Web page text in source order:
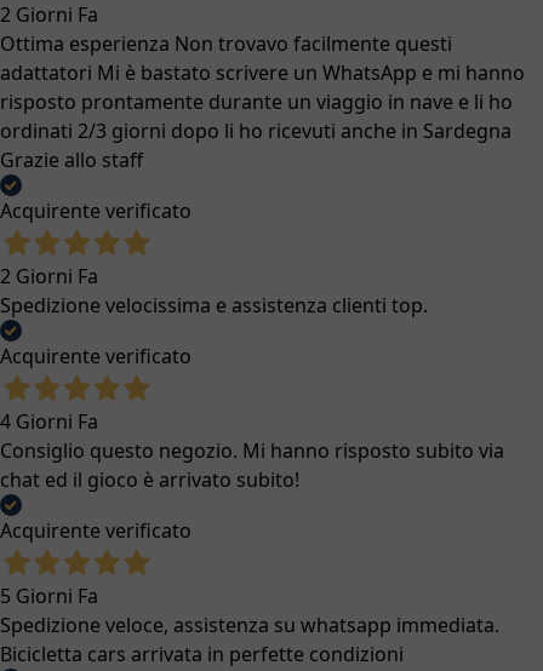
2 Giorni Fa
Ottima esperienza Non trovavo facilmente questi
adattatori Mi è bastato scrivere un WhatsApp e mi hanno
risposto prontamente durante un viaggio in nave e li ho
ordinati 2/3 giorni dopo li ho ricevuti anche in Sardegna
Grazie allo staff
Acquirente verificato
2 Giorni Fa
Spedizione velocissima e assistenza clienti top.
Acquirente verificato
4 Giorni Fa
Consiglio questo negozio. Mi hanno risposto subito via
chat ed il gioco è arrivato subito!
Acquirente verificato
5 Giorni Fa
Spedizione veloce, assistenza su whatsapp immediata.
Bicicletta cars arrivata in perfette condizioni